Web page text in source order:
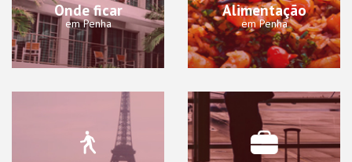
Onde ficar
em Penha
Alimentação
em Penha